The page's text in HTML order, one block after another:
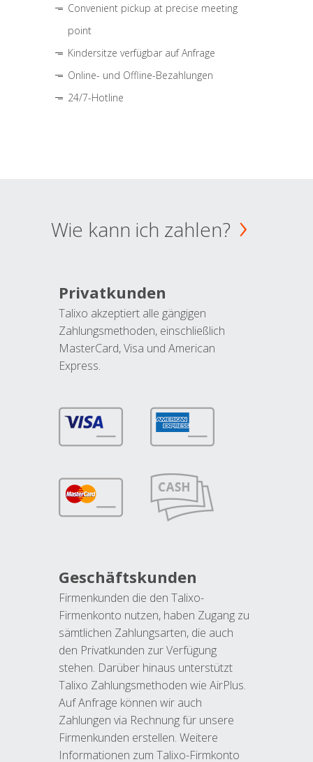
Convenient pickup at precise meeting
point
Kindersitze verfügbar auf Anfrage
Online- und Offline-Bezahlungen
24/7-Hotline
Wie kann ich zahlen?
Privatkunden
Talixo akzeptiert alle gängigen
Zahlungsmethoden, einschließlich
MasterCard, Visa und American
Express.
Geschäftskunden
Firmenkunden die den Talixo-
Firmenkonto nutzen, haben Zugang zu
sämtlichen Zahlungsarten, die auch
den Privatkunden zur Verfügung
stehen. Darüber hinaus unterstützt
Talixo Zahlungsmethoden wie AirPlus.
Auf Anfrage können wir auch
Zahlungen via Rechnung für unsere
Firmenkunden erstellen. Weitere
Informationen zum Talixo-Firmkonto